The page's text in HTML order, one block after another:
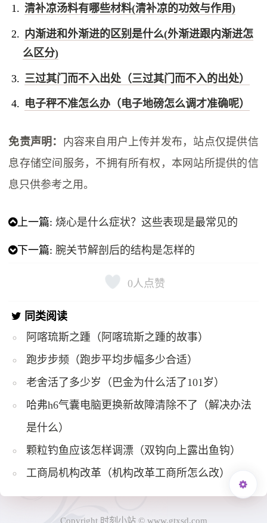
清补凉汤料有哪些材料(清补凉的功效与作用)
内渐进和外渐进的区别是什么(外渐进跟内渐进怎
么区分)
三过其门而不入出处（三过其门而不入的出处）
电子秤不准怎么办（电子地磅怎么调才准确呢）
免责声明： 内容来自用户上传并发布，站点仅提供信
息存储空间服务，不拥有所有权，本网站所提供的信
息只供参考之用。
上一篇: 烧心是什么症状？这些表现是最常见的
下一篇: 腕关节解剖后的结构是怎样的
0 人点赞
同类阅读
阿喀琉斯之踵（阿喀琉斯之踵的故事）
跑步步频（跑步平均步幅多少合适）
老舍活了多少岁（巴金为什么活了101岁）
哈弗h6气囊电脑更换新故障清除不了（解决办法
是什么）
颗粒钓鱼应该怎样调漂（双钩向上露出鱼钩）
工商局机构改革（机构改革工商所怎么改）
Copyright 时刻小站 © www.gtxsd.com